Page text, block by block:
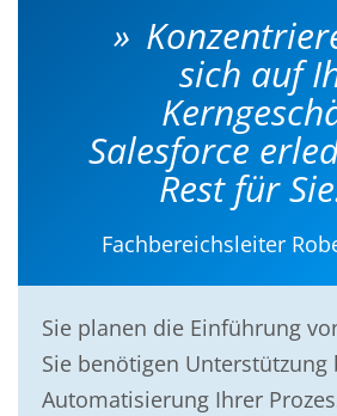
sich auf
Salesforce
Rest für
Fachbereichsleiter
Sie planen die Einführung
Sie benötigen Unterstützung
Automatisierung Ihrer